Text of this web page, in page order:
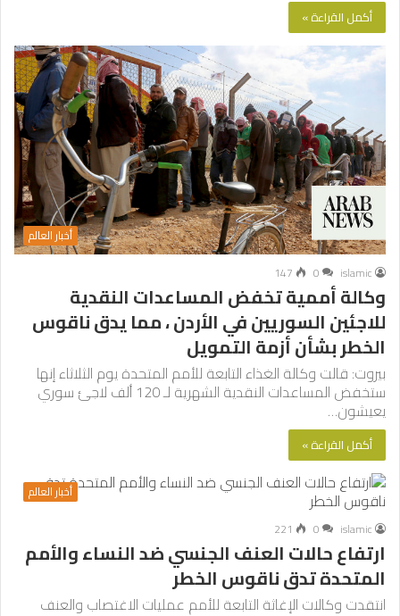
أكمل القراءة »
أخبار العالم
islamic
0
147
وكالة أممية تخفض المساعدات النقدية
للاجئين السوريين في الأردن ، مما يدق ناقوس
الخطر بشأن أزمة التمويل
بيروت: قالت وكالة الغذاء التابعة للأمم المتحدة يوم الثلاثاء إنها
ستخفض المساعدات النقدية الشهرية لـ 120 ألف لاجئ سوري
يعيشون…
أكمل القراءة »
أخبار العالم
islamic
0
221
ارتفاع حالات العنف الجنسي ضد النساء والأمم
المتحدة تدق ناقوس الخطر
انتقدت وكالات الإغاثة التابعة للأمم عمليات الاغتصاب والعنف